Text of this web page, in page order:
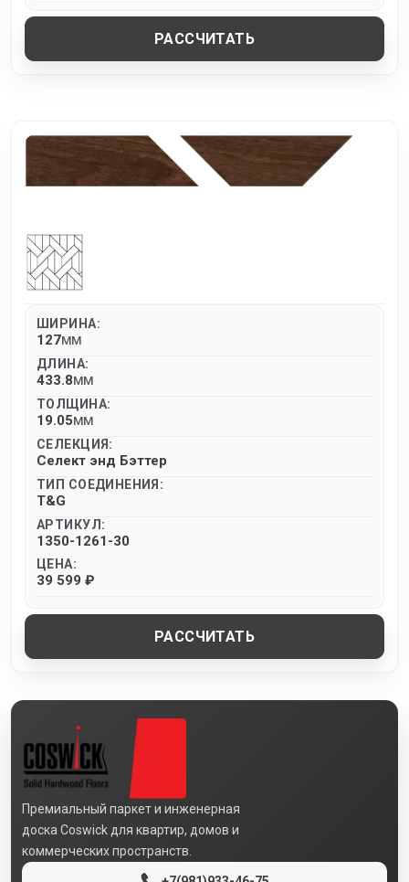
РАССЧИТАТЬ
ШИРИНА:
127MM
ДЛИНА:
433.8MM
ТОЛЩИНА:
19.05MM
СЕЛЕКЦИЯ:
Селект энд Бэттер
ТИП СОЕДИНЕНИЯ:
T&G
АРТИКУЛ:
1350-1261-30
ЦЕНА:
39 599 ₽
РАССЧИТАТЬ
Премиальный паркет и инженерная
доска Coswick для квартир, домов и
коммерческих пространств.